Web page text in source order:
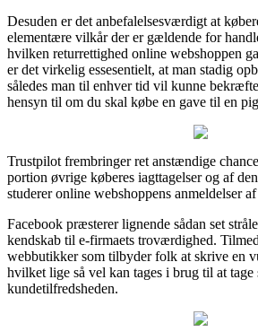
Desuden er det anbefalelsesværdigt at
elementære vilkår der er gældende for
hvilken returrettighed online webshoppen
er det virkelig essesentielt, at man stadig
således man til enhver tid vil kunne
hensyn til om du skal købe en gave til en
Trustpilot frembringer ret anstændige
portion øvrige køberes iagttagelser og af
studerer online webshoppens anmeldelser
Facebook præsterer lignende sådan set
kendskab til e-firmaets troværdighed.
webbutikker som tilbyder folk at skrive en
hvilket lige så vel kan tages i brug til at
kundetilfredsheden.